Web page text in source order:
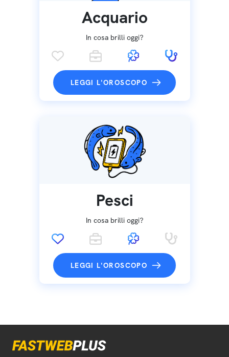
Acquario
In cosa brilli oggi?
LEGGI L'OROSCOPO
Pesci
In cosa brilli oggi?
LEGGI L'OROSCOPO